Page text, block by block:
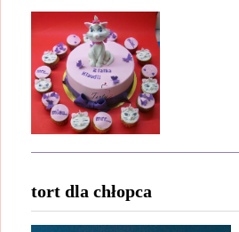
tort dla chłopca